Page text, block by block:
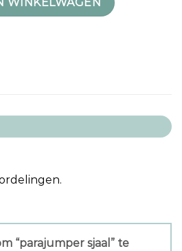
“parajumper sjaal” te